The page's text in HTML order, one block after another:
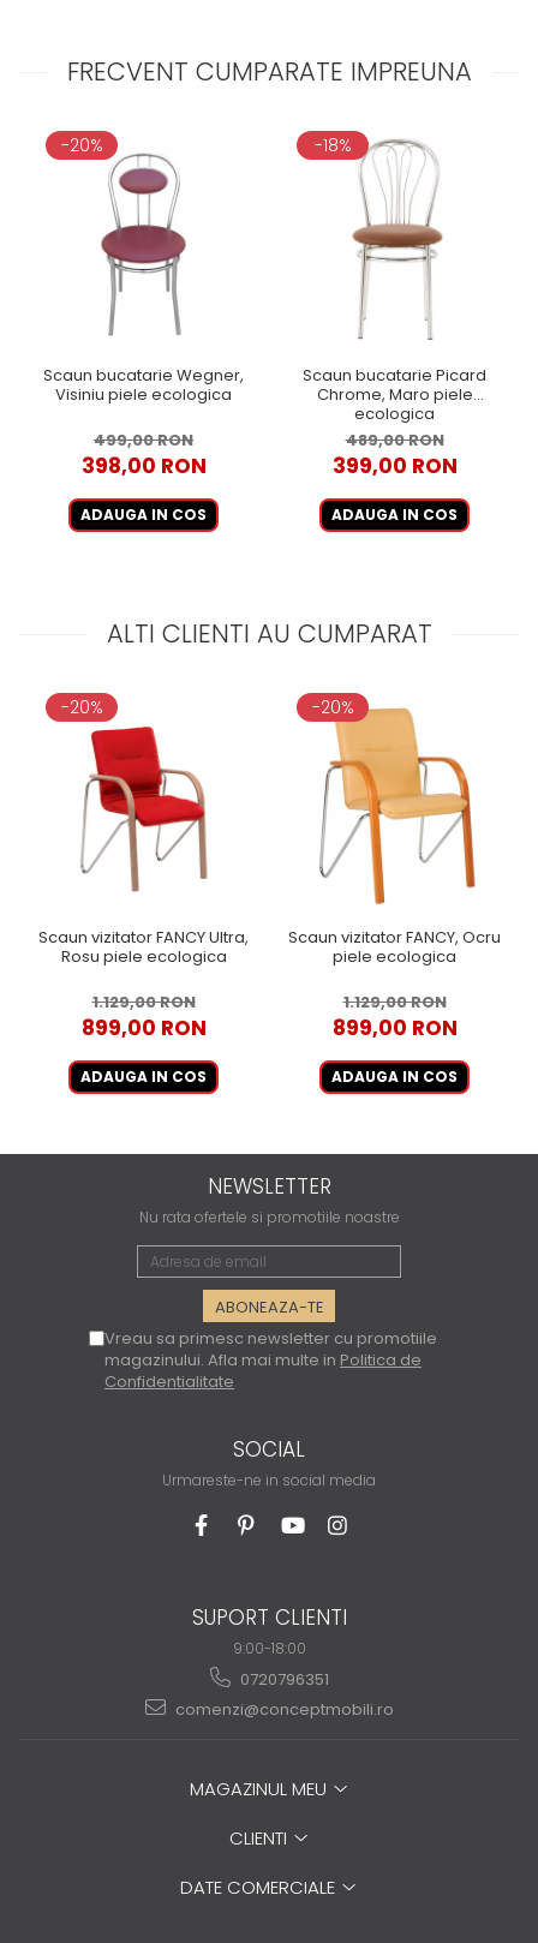
FRECVENT CUMPARATE IMPREUNA
-20%
Scaun bucatarie Wegner,
Visiniu piele ecologica
499,00 RON
398,00 RON
ADAUGA IN COS
-18%
Scaun bucatarie Picard
Chrome, Maro piele
ecologica
489,00 RON
399,00 RON
ADAUGA IN COS
ALTI CLIENTI AU CUMPARAT
-20%
Scaun vizitator FANCY Ultra,
Rosu piele ecologica
1.129,00 RON
899,00 RON
ADAUGA IN COS
-20%
Scaun vizitator FANCY, Ocru
piele ecologica
1.129,00 RON
899,00 RON
ADAUGA IN COS
NEWSLETTER
Nu rata ofertele si promotiile noastre
Vreau sa primesc newsletter cu promotiile
magazinului. Afla mai multe in Politica de
Confidentialitate
SOCIAL
Urmareste-ne in social media
SUPORT CLIENTI
9:00-18:00
0720796351
comenzi@conceptmobili.ro
MAGAZINUL MEU
CLIENTI
DATE COMERCIALE